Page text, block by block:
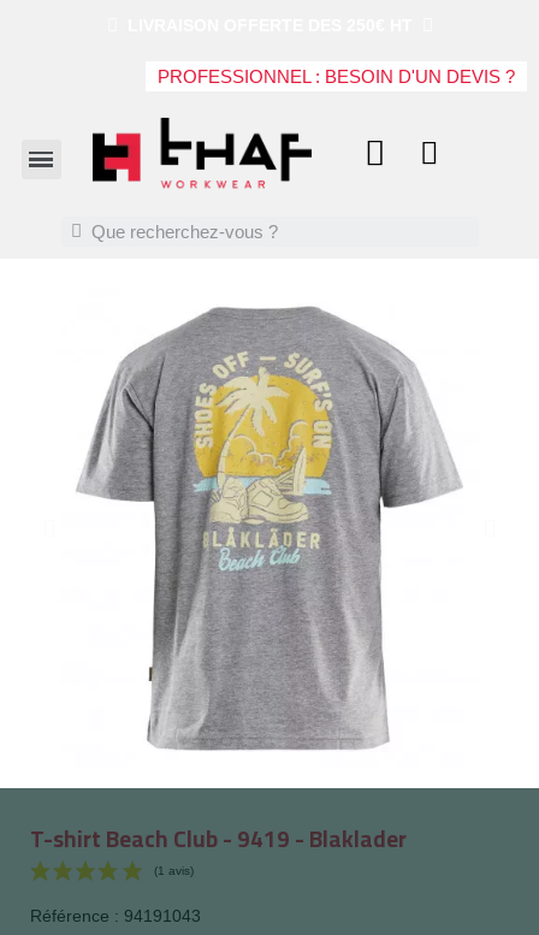
PROFESSIONNEL : BESOIN D'UN DEVIS ?
T-shirt Beach Club - 9419 - Blaklader
Référence : 94191043